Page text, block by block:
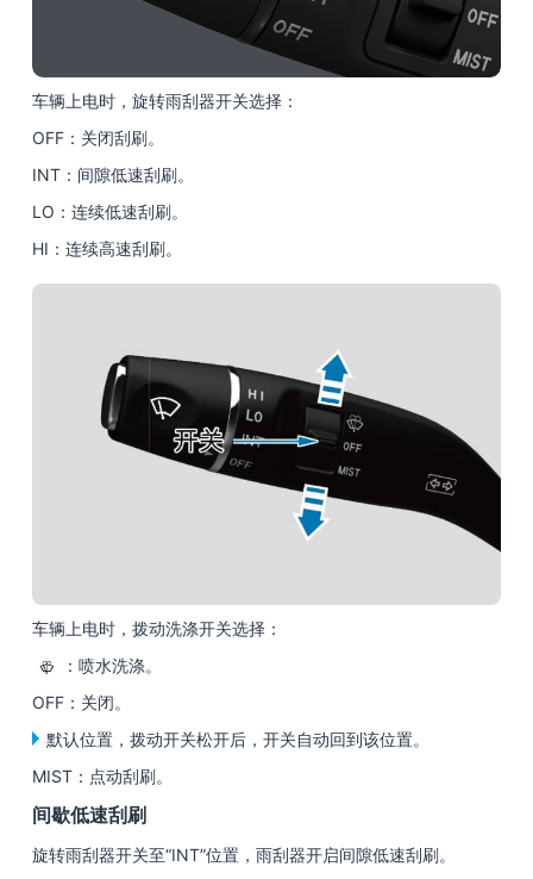
车辆上电时，旋转雨刮器开关选择：
OFF：关闭刮刷。
INT：间隙低速刮刷。
LO：连续低速刮刷。
HI：连续高速刮刷。
车辆上电时，拨动洗涤开关选择：
：喷水洗涤。
OFF：关闭。
默认位置，拨动开关松开后，开关自动回到该位置。
MIST：点动刮刷。
间歇低速刮刷
旋转雨刮器开关至“INT”位置，雨刮器开启间隙低速刮刷。